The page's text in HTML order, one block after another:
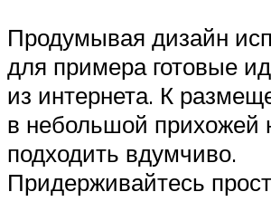
Продумывая дизайн
для примера готовые
из интернета. К
в небольшой прихожей
подходить вдумчиво.
Придерживайтесь